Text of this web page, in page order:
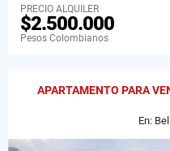
PRECIO ALQUILER
$2.500.000
Pesos Colombianos
APARTAMENTO PARA
En: